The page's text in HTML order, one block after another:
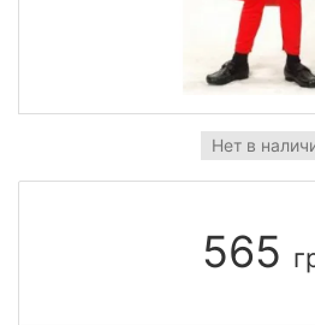
Нет в
565